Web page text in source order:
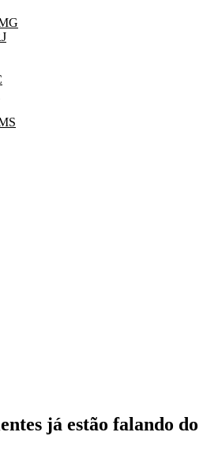
já estão falando do